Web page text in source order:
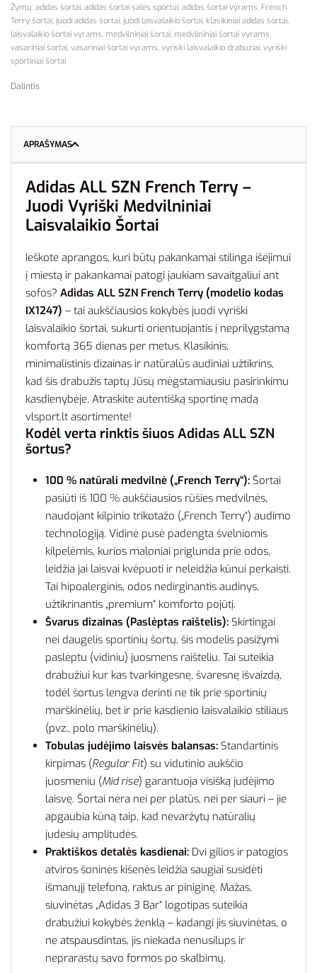
Žymų: adidas šortai, adidas šortai salės sportui, adidas šortai vyrams, French
Terry šortai, juodi adidas šortai, juodi laisvalaikio šortai, klasikiniai adidas šortai,
laisvalaikio šortai vyrams, medvilniniai šortai, medvilniniai šortai vyrams,
vasariniai šortai, vasariniai šortai vyrams, vyriski laisvalaikio drabuziai, vyriški
sportiniai šortai
Dalintis
APRAŠYMAS
Adidas ALL SZN French Terry –
Juodi Vyriški Medvilniniai
Laisvalaikio Šortai
Ieškote aprangos, kuri būtų pakankamai stilinga išėjimui
į miestą ir pakankamai patogi jaukiam savaitgaliui ant
sofos? Adidas ALL SZN French Terry (modelio kodas
IX1247) – tai aukščiausios kokybės juodi vyriški
laisvalaikio šortai, sukurti orientuojantis į neprilygstamą
komfortą 365 dienas per metus. Klasikinis,
minimalistinis dizainas ir natūralūs audiniai užtikrins,
kad šis drabužis taptų Jūsų mėgstamiausiu pasirinkimu
kasdienybėje. Atraskite autentišką sportinę madą
vlsport.lt asortimente!
Kodėl verta rinktis šiuos Adidas ALL SZN
šortus?
100 % natūrali medvilnė („French Terry“): Šortai
pasiūti iš 100 % aukščiausios rūšies medvilnės,
naudojant kilpinio trikotažo („French Terry“) audimo
technologiją. Vidinė pusė padengta švelniomis
kilpelėmis, kurios maloniai priglunda prie odos,
leidžia jai laisvai kvėpuoti ir neleidžia kūnui perkaisti.
Tai hipoalerginis, odos nedirginantis audinys,
užtikrinantis „premium“ komforto pojūtį.
Švarus dizainas (Paslėptas raištelis): Skirtingai
nei daugelis sportinių šortų, šis modelis pasižymi
paslėptu (vidiniu) juosmens raišteliu. Tai suteikia
drabužiui kur kas tvarkingesnę, švaresnę išvaizdą,
todėl šortus lengva derinti ne tik prie sportinių
marškinėlių, bet ir prie kasdienio laisvalaikio stiliaus
(pvz., polo marškinėlių).
Tobulas judėjimo laisvės balansas: Standartinis
kirpimas (Regular Fit) su vidutinio aukščio
juosmeniu (Mid rise) garantuoja visišką judėjimo
laisvę. Šortai nėra nei per platūs, nei per siauri – jie
apgaubia kūną taip, kad nevaržytų natūralių
judesių amplitudės.
Praktiškos detalės kasdienai: Dvi gilios ir patogios
atviros šoninės kišenės leidžia saugiai susidėti
išmanųjį telefoną, raktus ar piniginę. Mažas,
siuvinėtas „Adidas 3 Bar“ logotipas suteikia
drabužiui kokybės ženklą – kadangi jis siuvinėtas, o
ne atspausdintas, jis niekada nenusilups ir
neprarastų savo formos po skalbimų.